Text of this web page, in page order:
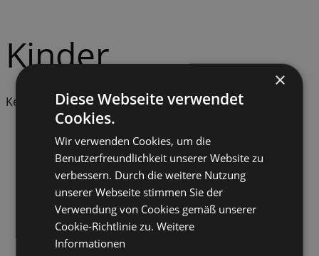
Kinder
Keine Veranstaltung gefunden
×
Diese Webseite verwendet
Cookies.
Wir verwenden Cookies, um die
Benutzerfreundlichkeit unserer Website zu
verbessern. Durch die weitere Nutzung
unserer Webseite stimmen Sie der
Verwendung von Cookies gemäß unserer
Cookie-Richtlinie zu.Weitere
Informationen